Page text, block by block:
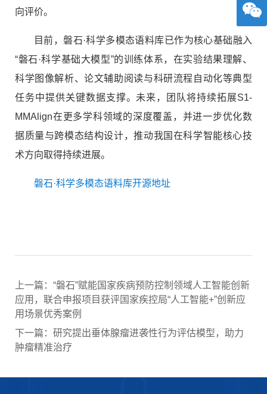
向评价。
目前，磐石·科学多模态语料库已作为核心基础融入
“磐石·科学基础大模型”的训练体系，在实验结果理解、
科学图像解析、论文辅助阅读与科研流程自动化等典型
任务中提供关键数据支撑。未来，团队将持续拓展S1-
MMAlign在更多学科领域的深度覆盖，并进一步优化数
据质量与跨模态结构设计，推动我国在科学智能核心技
术方向取得持续进展。
磐石·科学多模态语料库开源地址
上一篇：“磐石”赋能国家疾病预防控制领域人工智能创新
应用，联合申报项目获评国家疾控局“人工智能+”创新应
用场景优秀案例
下一篇：研究提出垂体腺瘤进袭性行为评估模型，助力
肿瘤精准治疗